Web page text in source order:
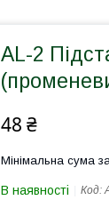
AL-2
48 ₴
Мінімальна сума
В наявності Код: